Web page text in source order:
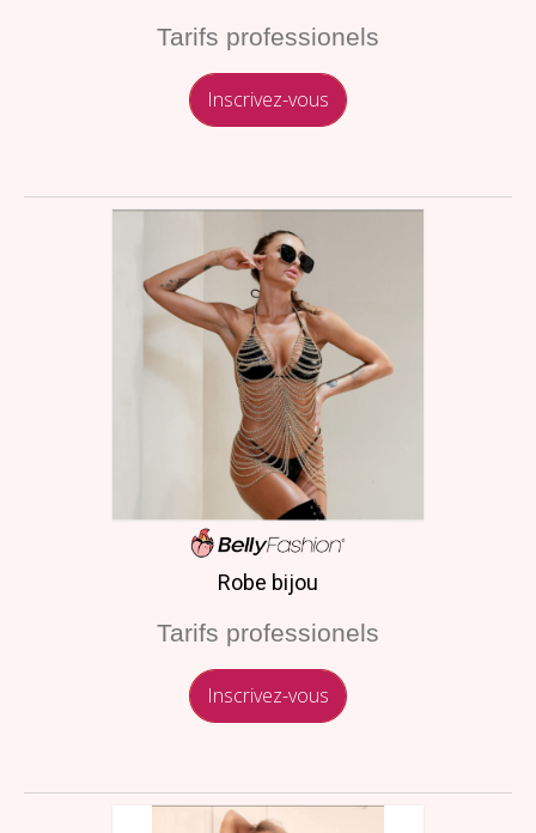
Tarifs professionels
Inscrivez-vous
Robe bijou
Tarifs professionels
Inscrivez-vous